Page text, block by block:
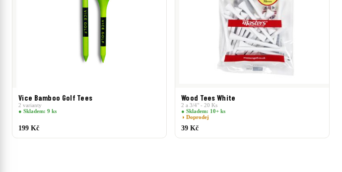
Vice Bamboo Golf Tees
2 varianty
● Skladem: 9 ks
199 Kč
Wood Tees White
2 a 3/4" - 20 Ks
● Skladem: 10+ ks
◑ Doprodej
39 Kč